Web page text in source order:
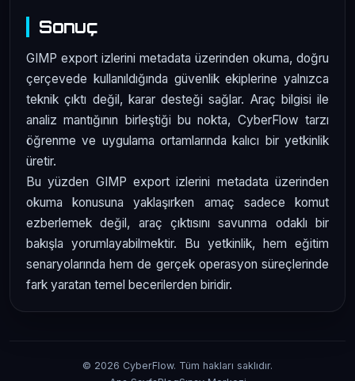
Sonuç
GIMP export izlerini metadata üzerinden okuma, doğru
çerçevede kullanıldığında güvenlik ekiplerine yalnızca
teknik çıktı değil, karar desteği sağlar. Araç bilgisi ile
analiz mantığının birleştiği bu nokta, CyberFlow tarzı
öğrenme ve uygulama ortamlarında kalıcı bir yetkinlik
üretir.
Bu yüzden GIMP export izlerini metadata üzerinden
okuma konusuna yaklaşırken amaç sadece komut
ezberlemek değil, araç çıktısını savunma odaklı bir
bakışla yorumlayabilmektir. Bu yetkinlik, hem eğitim
senaryolarında hem de gerçek operasyon süreçlerinde
fark yaratan temel becerilerden biridir.
© 2026 CyberFlow. Tüm hakları saklıdır.